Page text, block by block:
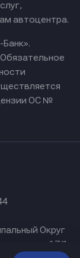
автоцентра.
Обязательное
ОС №
Округ
17/1